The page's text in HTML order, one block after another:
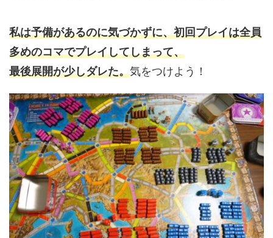
私は予備があるのに気づかずに、初回プレイは全員
多めのコマでプレイしてしまって、
最後展開が少しダレた。気をつけよう！